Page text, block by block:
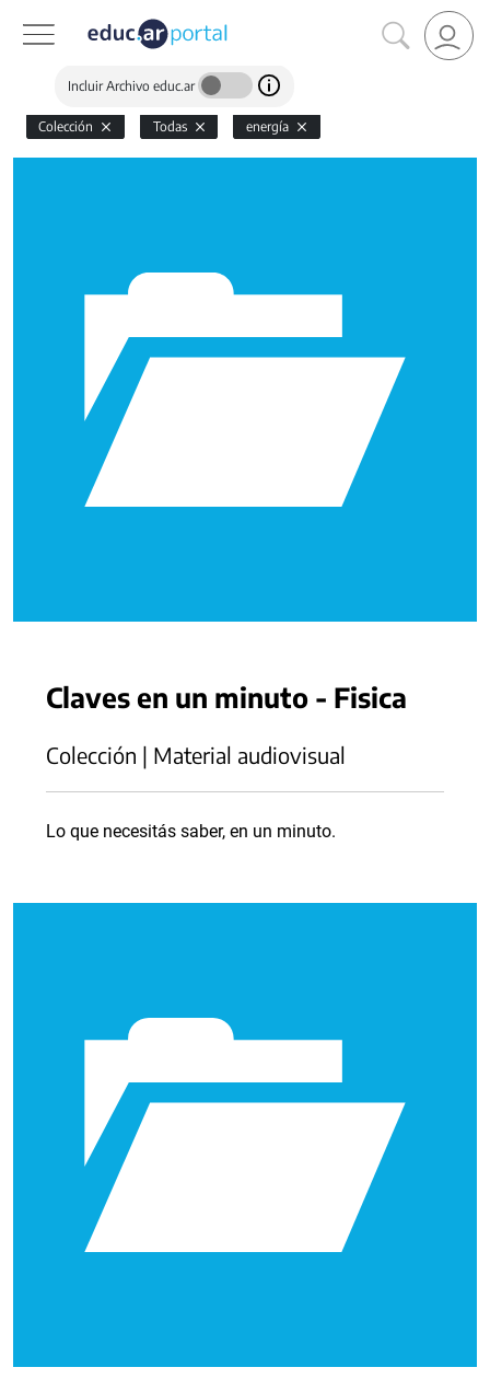
Incluir Archivo educ.ar
Colección Todas energía
Claves en un minuto - Fisica
Colección | Material audiovisual
Lo que necesitás saber, en un minuto.